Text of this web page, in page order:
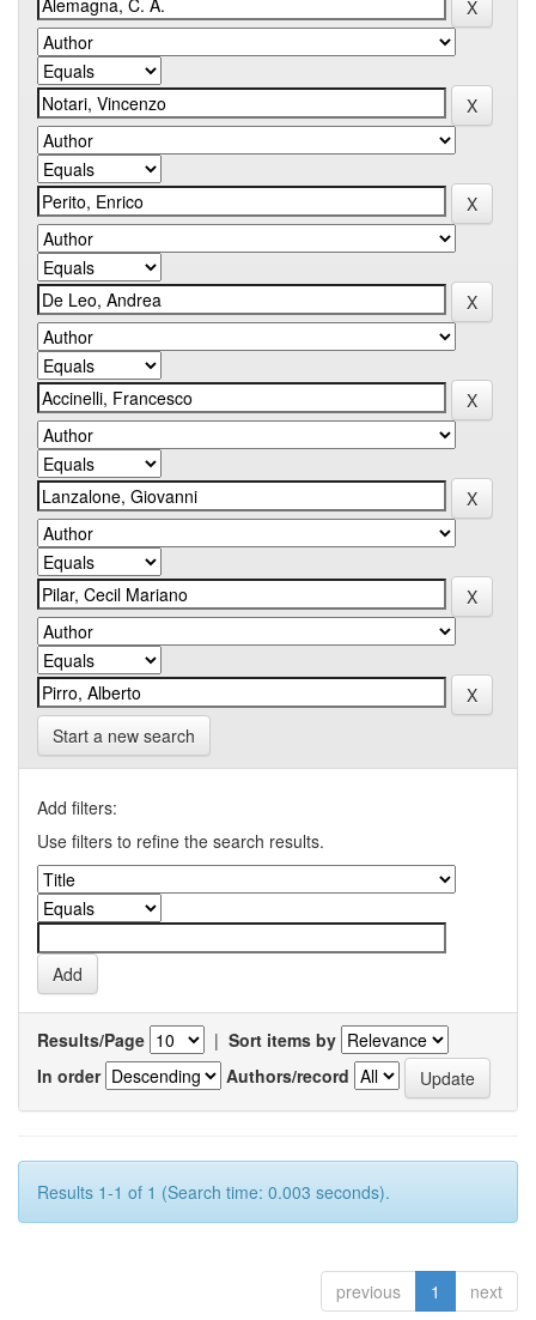
Start a new search
Add filters:
Use filters to refine the search results.
Results/Page | Sort items by
In order
Authors/record
Results 1-1 of 1 (Search time: 0.003 seconds).
previous 1 next